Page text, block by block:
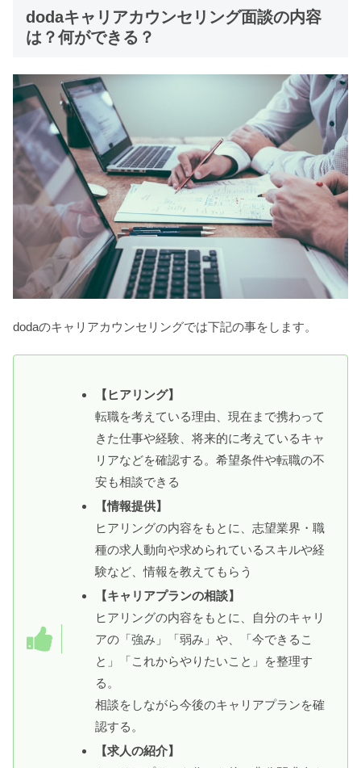
dodaキャリアカウンセリング面談の内容
は？何ができる？
dodaのキャリアカウンセリングでは下記の事をします。
【ヒアリング】
転職を考えている理由、現在まで携わって
きた仕事や経験、将来的に考えているキャ
リアなどを確認する。希望条件や転職の不
安も相談できる
【情報提供】
ヒアリングの内容をもとに、志望業界・職
種の求人動向や求められているスキルや経
験など、情報を教えてもらう
【キャリアプランの相談】
ヒアリングの内容をもとに、自分のキャリ
アの「強み」「弱み」や、「今できるこ
と」「これからやりたいこと」を整理す
る。
相談をしながら今後のキャリアプランを確
認する。
【求人の紹介】